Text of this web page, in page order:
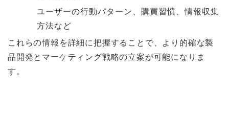
ユーザーの行動パターン、購買習慣、情報収集
方法など
これらの情報を詳細に把握することで、より的確な製
品開発とマーケティング戦略の立案が可能になりま
す。